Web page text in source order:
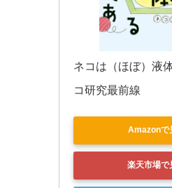
ネコは（ほぼ）液
コ研究最前線
Amazonで
楽天市場で